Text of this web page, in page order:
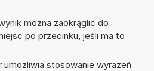
można zaokrąglić do
po przecinku, jeśli ma to
umożliwia stosowanie wyrażeń